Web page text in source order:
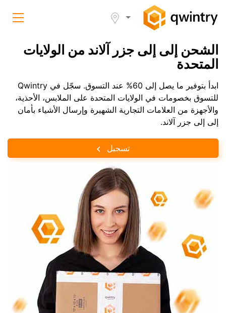
الشحن إلى إلى جزر آلاند من الولايات
المتحدة
ابدأ بتوفير ما يصل إلى 60% عند التسوق. سجّل في Qwintry
للتسوق بخصومات في الولايات المتحدة على الملابس، الأحذية،
والأجهزة من العلامات التجارية الشهيرة وإرسال الأشياء بأمان
إلى إلى جزر آلاند.
تسجيل